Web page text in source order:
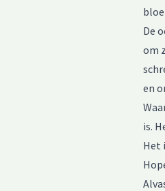
De
om
en
is.
Het